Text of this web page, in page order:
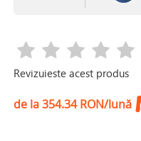
Revizuieste acest produs
de la 354.34 RON/lună